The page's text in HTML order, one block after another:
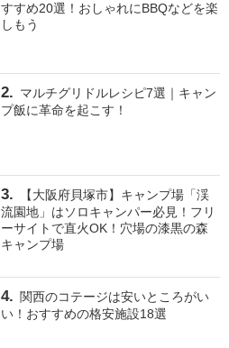
すすめ20選！おしゃれにBBQなどを楽
しもう
マルチグリドルレシピ7選｜キャン
プ飯に革命を起こす！
【大阪府貝塚市】キャンプ場「渓
流園地」はソロキャンパー必見！フリ
ーサイトで直火OK！穴場の漆黒の森
キャンプ場
関西のコテージは安いところがい
い！おすすめの格安施設18選